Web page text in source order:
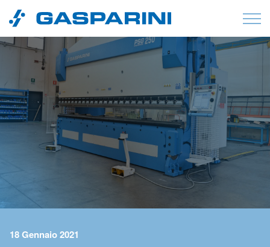
Vai al contenuto
18 Gennaio 2021